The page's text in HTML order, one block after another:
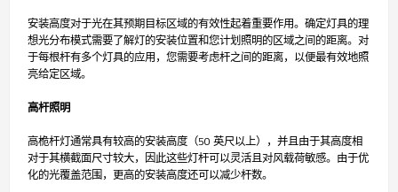
安装高度对于光在其预期目标区域的有效性起着重要作用。确定灯具的理
想光分布模式需要了解灯的安装位置和您计划照明的区域之间的距离。对
于每根杆有多个灯具的应用，您需要考虑杆之间的距离，以便最有效地照
亮给定区域。
高杆照明
高桅杆灯通常具有较高的安装高度（50 英尺以上），并且由于其高度相
对于其横截面尺寸较大，因此这些灯杆可以灵活且对风载荷敏感。由于优
化的光覆盖范围，更高的安装高度还可以减少杆数。